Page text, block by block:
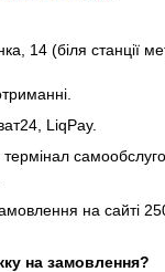
14 (біля станції
LiqPay.
на сайті
на замовлення?